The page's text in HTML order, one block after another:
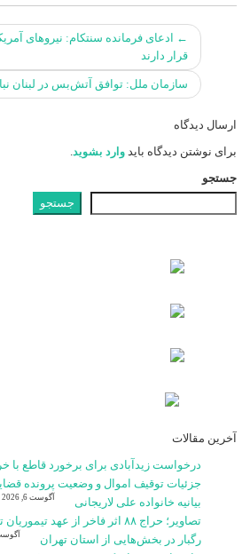
←
ادعای فرمانده سنتکام: نیروهای
قرار دارند
سازمان ملل: توافق آتش‌بس در لبنان
ارسال دیدگاه
برای نوشتن دیدگاه باید وارد بشوید.
جستجو
جستجو
آخرین مقالات
درخواست زیدآبادی برای برخورد قاطع با
جزئیات توقیف اموال و وضعیت پرونده
بیانیه خانواده علی لاریجانی آگوست 6, 2026
تصاویر؛ حراج ۸۸ اثر فاخر از عهد تیموریان تا دوره معاصر
رگبار در بخش‌هایی از استان تهران آگوست 6,